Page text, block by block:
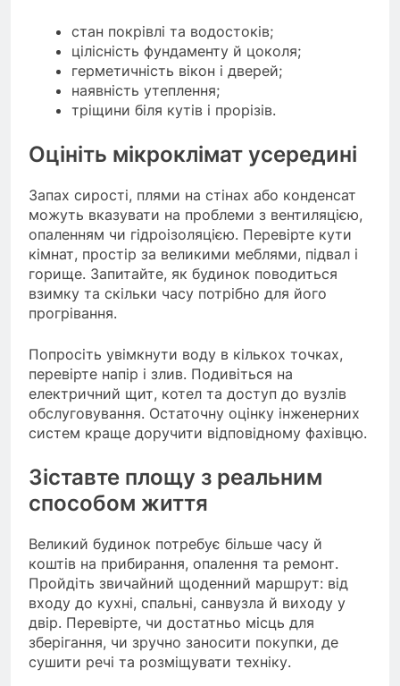
стан покрівлі та водостоків;
цілісність фундаменту й цоколя;
герметичність вікон і дверей;
наявність утеплення;
тріщини біля кутів і прорізів.
Оцініть мікроклімат усередині
Запах сирості, плями на стінах або конденсат
можуть вказувати на проблеми з вентиляцією,
опаленням чи гідроізоляцією. Перевірте кути
кімнат, простір за великими меблями, підвал і
горище. Запитайте, як будинок поводиться
взимку та скільки часу потрібно для його
прогрівання.
Попросіть увімкнути воду в кількох точках,
перевірте напір і злив. Подивіться на
електричний щит, котел та доступ до вузлів
обслуговування. Остаточну оцінку інженерних
систем краще доручити відповідному фахівцю.
Зіставте площу з реальним
способом життя
Великий будинок потребує більше часу й
коштів на прибирання, опалення та ремонт.
Пройдіть звичайний щоденний маршрут: від
входу до кухні, спальні, санвузла й виходу у
двір. Перевірте, чи достатньо місць для
зберігання, чи зручно заносити покупки, де
сушити речі та розміщувати техніку.